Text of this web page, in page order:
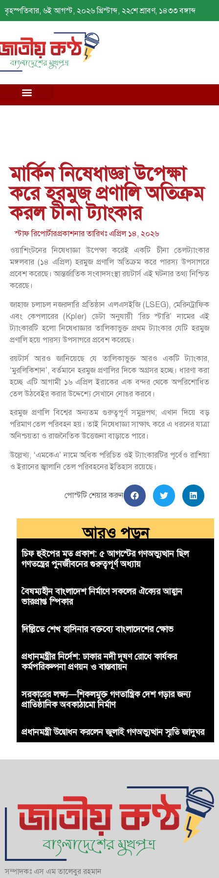
বৃহস্পতিবার, ৬ই আগস্ট, ২০২৬ খ্রিস্টাব্দ, ২২শে শ্রাবণ, ১৪৩৩ বঙ্গাব্দ
মার্কিন নিষেধাজ্ঞা উপেক্ষা
করে হরমুজ প্রণালি অতিক্রম
করল চীনা ট্যাংকার
স্টাফ রিপোর্টারপ্রকাশনার তারিখঃএপ্রিল ১৪, ২০২৬
ওয়াশিংটনের নিষেধাজ্ঞা উপেক্ষা করেই একটি চীনা তেলট্যাংকার
মঙ্গলবার (১৪ এপ্রিল) হরমুজ প্রণালি অতিক্রম করে পারস্য উপসাগরে
প্রবেশ করেছে। আন্তর্জাতিক সংবাদসংস্থা রয়টার্স এই ঘটনার তথ্য নিশ্চিত
করেছে।
জাহাজ চলাচল নজরদারি প্রতিষ্ঠান এলএসইজি (LSEG), মেরিনট্রাফিক
এবং কেপলারের (Kpler) ডেটা অনুযায়ী ‘রিচ স্টারি’ নামের এই
ট্যাংকারটি হলো নিষেধাজ্ঞার তালিকাভুক্ত প্রথম ট্যাংকার যেটি হরমুজ
প্রণালি হয়ে পারস্য উপসাগরে প্রবেশ করেছে।
রয়টার্স আরও জানিয়েছে যে তালিকাভুক্ত আরও একটি ট্যাংকার,
‘মুরলিকিশান’, বর্তমানে হরমুজ প্রণালির দিকে অগ্রসর হচ্ছে। ধারণা করা
হচ্ছে এটি আগামী ১৬ এপ্রিল ইরাকের এক বন্দর থেকে অপরিশোধিত
তেল উঠবেইর করার উদ্দেশ্যে সেখানে নোঙর করবে।
হরমুজ প্রণালি বিশ্বের অন্যতম গুরুত্বপূর্ণ সমুদ্রপথ; এখান দিয়ে বড়
পরিমাণ তেল পরিবহন হয়। তাই নিষেধাজ্ঞা সাক্ষাৎ করে এ ধরনের যাত্রা
অনিশ্চয়তা ও রাজনৈতিক উত্তেজনা বাড়াতে পারে।
উল্লেখ্য, ‘এমকেএ’ নামে অধিক পরিচিত ওই ট্যাংকারটির পূর্বেও রাশিয়া
ও ইরানের জ্বালানি তেল পরিবহনের ইতিহাস রয়েছে।
পোস্টটি শেয়ার করুন
আরও পড়ুন
চিফ হুইপের মত প্রকাশ: ৫ আগস্টের গণঅভ্যুত্থান ছিল
গণতন্ত্রের পুনর্জীবনের গুরুত্বপূর্ণ অধ্যায়
বৈষম্যহীন বাংলাদেশ নির্মাণে সকলের ঐক্যের আহ্বান
ভারপ্রাপ্ত স্পিকার
দিল্লিতে শেখ হাসিনার বক্তব্যে বাংলাদেশের ক্ষোভ
প্রধানমন্ত্রীর নির্দেশ: ঢাকার নদী দূষণ রোধে কার্যকর
কর্মপরিকল্পনা প্রণয়ন ও বাস্তবায়ন
সরকারের লক্ষ্য—শিকলমুক্ত গণতান্ত্রিক দেশ গড়ার জন্য
প্রাতিষ্ঠানিক অবকাঠামো নির্মাণ
প্রধানমন্ত্রী উদ্বোধন করলেন জুলাই গণঅভ্যুত্থান স্মৃতি জাদুঘর
সম্পাদকঃ এস এম তালেবুর রহমান